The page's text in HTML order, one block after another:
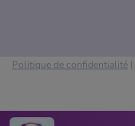
Politique de confidentialité |